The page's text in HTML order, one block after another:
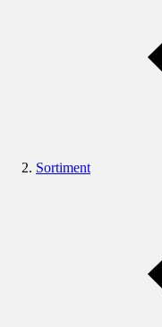
Sortiment